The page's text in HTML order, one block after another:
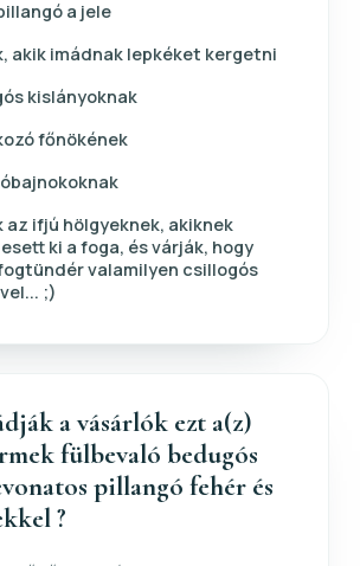
a jele
akik imádnak lepkéket kergetni
kislányoknak
főnökének
az ifjú hölgyeknek, akiknek
ki a foga, és várják, hogy
valamilyen csillogós
;)
a vásárlók ezt a(z)
fülbevaló bedugós
pillangó fehér és
?